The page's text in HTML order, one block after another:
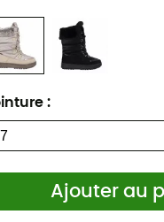
:
Ajouter au